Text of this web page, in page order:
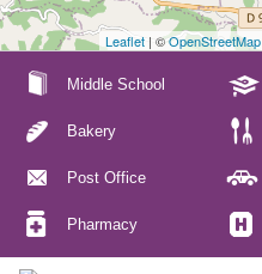
Leaflet | ©OpenStreetMap
Middle School
Bakery
Post Office
Pharmacy